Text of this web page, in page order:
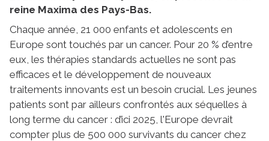
reine Maxima des Pays-Bas.
Chaque année, 21 000 enfants et adolescents en
Europe sont touchés par un cancer. Pour 20 % d’entre
eux, les thérapies standards actuelles ne sont pas
efficaces et le développement de nouveaux
traitements innovants est un besoin crucial. Les jeunes
patients sont par ailleurs confrontés aux séquelles à
long terme du cancer : d’ici 2025, l'Europe devrait
compter plus de 500 000 survivants du cancer chez